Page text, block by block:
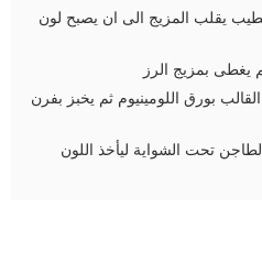
يقلب المزيج الى ان يصبح لون
بمزيج الرز
بورق اللومينيوم ثم يخبز بفرن
تحت الشواية ليأخذ اللون